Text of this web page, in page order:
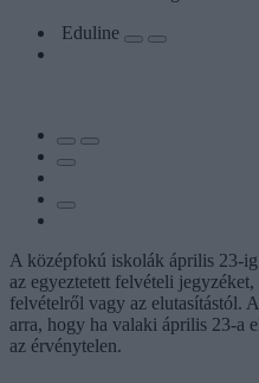
Eduline
A középfokú iskolák április 23-
az egyeztetett felvételi
felvételről vagy az elutasítástól.
arra, hogy ha valaki április 23-a
az érvénytelen.